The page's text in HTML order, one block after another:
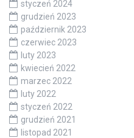
styczeń 2024
grudzień 2023
październik 2023
czerwiec 2023
luty 2023
kwiecień 2022
marzec 2022
luty 2022
styczeń 2022
grudzień 2021
listopad 2021